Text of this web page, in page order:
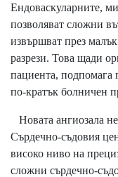
Ендоваскуларните,
позволяват сложни
извършват през
разрези. Това щади
пациента, подпомага
по-кратък болничен
Новата ангиозала
Сърдечно-съдовия
високо ниво на
сложни сърдечно-